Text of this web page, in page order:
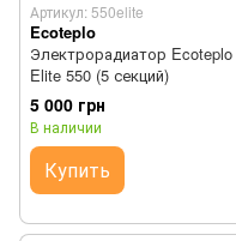
Артикул: 550elite
Ecoteplo
Электрорадиатор Ecoteplo
Elite 550 (5 секций)
5 000 грн
В наличии
Купить